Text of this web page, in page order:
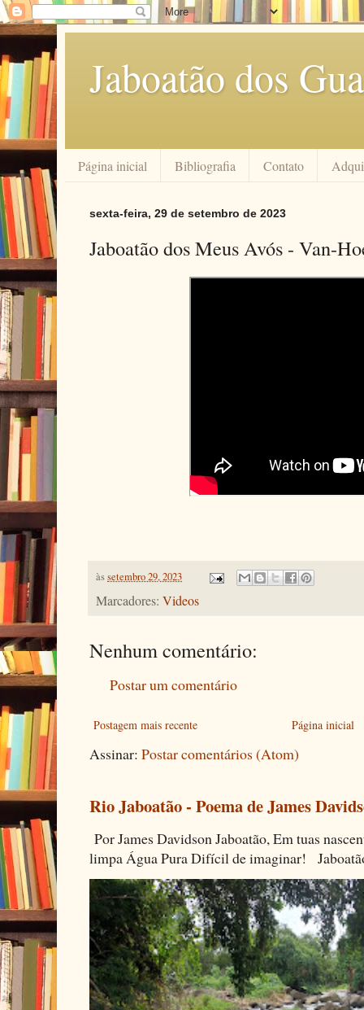
Jaboatão dos
Página inicial Bibliografia Contato
sexta-feira, 29 de setembro de 2023
Jaboatão dos Meus Avós - Van-
àssetembro 29, 2023
Marcadores: Videos
Nenhum comentário:
Postar um comentário
Postagem mais recente Página inicial
Assinar: Postar comentários (Atom)
Rio Jaboatão - Poema de James
Por James Davidson Jaboatão, Em tuas
limpa Água Pura Difícil de imaginar!